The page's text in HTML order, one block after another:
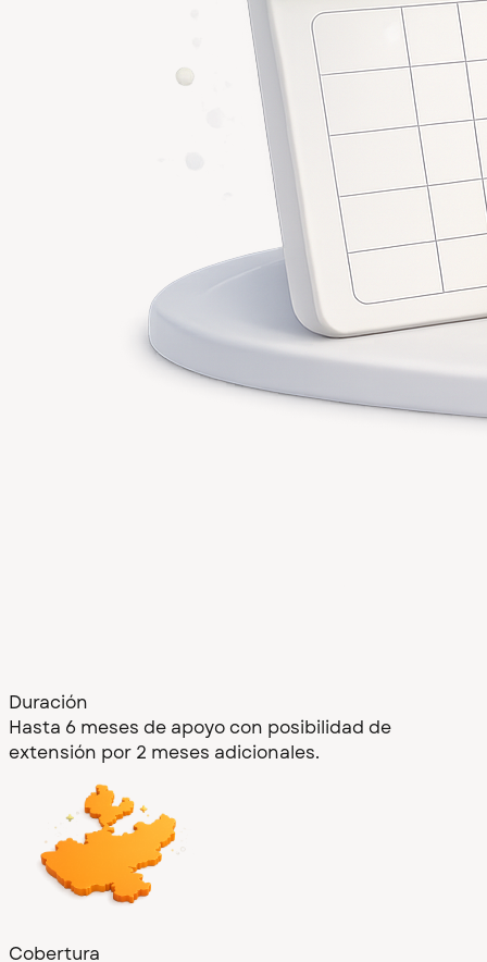
Duración
Hasta 6 meses de apoyo con posibilidad de
extensión por 2 meses adicionales.
Cobertura